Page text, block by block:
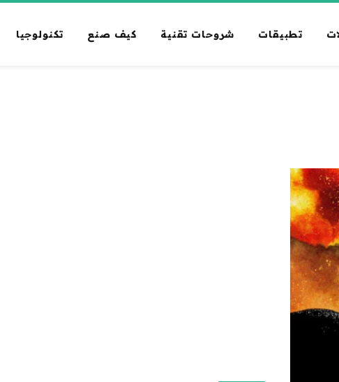
تطبيقات شروحات تقنية كيف صنع تكنولوجيا